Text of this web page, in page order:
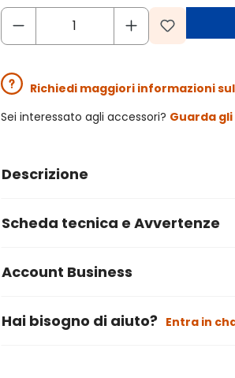
Richiedi maggiori informazioni
Sei interessato agli accessori? Guarda
Descrizione
Scheda tecnica e Avvertenze
Account Business
Hai bisogno di aiuto? Entra in